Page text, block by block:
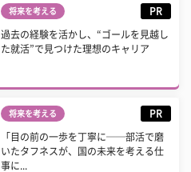
将来を考える PR
過去の経験を活かし、“ゴールを見越し
た就活”で見つけた理想のキャリア
将来を考える PR
「目の前の一歩を丁寧に──部活で磨
いたタフネスが、国の未来を考える仕
事に...